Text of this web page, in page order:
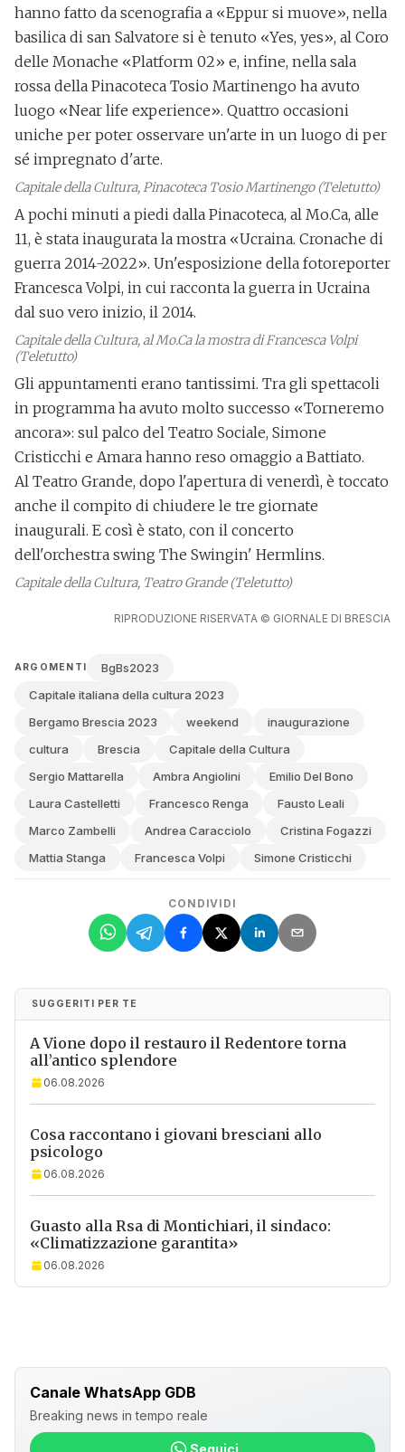
hanno fatto da scenografia a «Eppur si muove», nella
basilica di san Salvatore si è tenuto «Yes, yes», al Coro
delle Monache «Platform 02» e, infine, nella sala
rossa della Pinacoteca Tosio Martinengo ha avuto
luogo «Near life experience». Quattro occasioni
uniche per poter osservare un'arte in un luogo di per
sé impregnato d'arte.
Capitale della Cultura, Pinacoteca Tosio Martinengo (Teletutto)
A pochi minuti a piedi dalla Pinacoteca, al Mo.Ca, alle
11, è stata inaugurata la mostra «Ucraina. Cronache di
guerra 2014-2022». Un'esposizione della fotoreporter
Francesca Volpi, in cui racconta la guerra in Ucraina
dal suo vero inizio, il 2014.
Capitale della Cultura, al Mo.Ca la mostra di Francesca Volpi
(Teletutto)
Gli appuntamenti erano tantissimi. Tra gli spettacoli
in programma ha avuto molto successo «Torneremo
ancora»: sul palco del Teatro Sociale, Simone
Cristicchi e Amara hanno reso omaggio a Battiato.
Al Teatro Grande, dopo l'apertura di venerdì, è toccato
anche il compito di chiudere le tre giornate
inaugurali. E così è stato, con il concerto
dell'orchestra swing The Swingin' Hermlins.
Capitale della Cultura, Teatro Grande (Teletutto)
RIPRODUZIONE RISERVATA © GIORNALE DI BRESCIA
ARGOMENTI
BgBs2023
Capitale italiana della cultura 2023
Bergamo Brescia 2023
weekend
inaugurazione
cultura
Brescia
Capitale della Cultura
Sergio Mattarella
Ambra Angiolini
Emilio Del Bono
Laura Castelletti
Francesco Renga
Fausto Leali
Marco Zambelli
Andrea Caracciolo
Cristina Fogazzi
Mattia Stanga
Francesca Volpi Simone Cristicchi
CONDIVIDI
SUGGERITI PER TE
A Vione dopo il restauro il Redentore torna
all’antico splendore
06.08.2026
Cosa raccontano i giovani bresciani allo
psicologo
06.08.2026
Guasto alla Rsa di Montichiari, il sindaco:
«Climatizzazione garantita»
06.08.2026
Canale WhatsApp GDB
Breaking news in tempo reale
Seguici